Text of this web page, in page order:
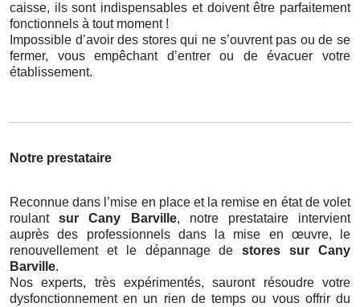
caisse, ils sont indispensables et doivent être parfaitement
fonctionnels à tout moment !
Impossible d’avoir des stores qui ne s’ouvrent pas ou de se
fermer, vous empêchant d’entrer ou de évacuer votre
établissement.
Notre prestataire
Reconnue dans l’mise en place et la remise en état de volet
roulantsur Cany Barville, notre prestataire intervient
auprès des professionnels dans la mise en œuvre, le
renouvellement et le dépannage destores
sur Cany
Barville.
Nos experts, très expérimentés, sauront résoudre votre
dysfonctionnement en un rien de temps ou vous offrir du